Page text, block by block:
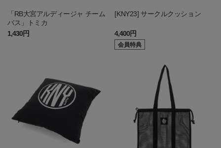
「RB大宮アルディージャ チーム
バス」トミカ
1,430円
[KNY23] サークルクッション
4,400円
会員特典